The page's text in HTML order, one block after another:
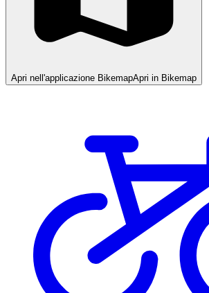
Apri nell'applicazione BikemapApri in Bikemap